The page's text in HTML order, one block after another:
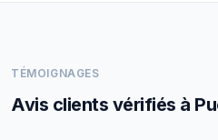
TÉMOIGNAGES
Avis clients vérifiés à